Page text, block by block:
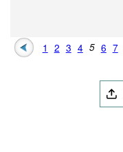
1 2 3 4 5 6 7